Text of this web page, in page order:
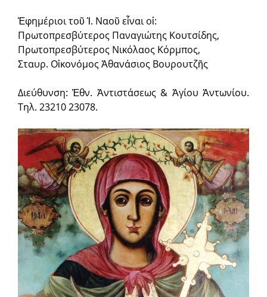
Ἐφημέριοι τοῦ Ἱ. Ναοῦ εἶναι οἱ:
Πρωτοπρεσβύτερος Παναγιώτης Κουτσίδης,
Πρωτοπρεσβύτερος Νικόλαος Κόρμπος,
Σταυρ. Οἰκονόμος Ἀθανάσιος Βουρουτζῆς
Διεύθυνση: Ἐθν. Ἀντιστάσεως & Ἁγίου Ἀντωνίου.
Τηλ. 23210 23078.